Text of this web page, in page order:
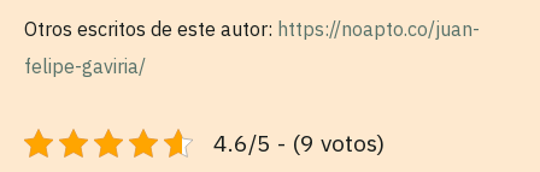
Otros escritos de este autor: https://noapto.co/juan-
felipe-gaviria/
4.6/5 - (9 votos)